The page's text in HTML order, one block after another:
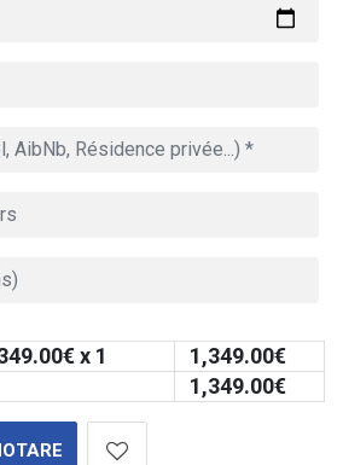
€ x 1 1,349.00€
1,349.00€